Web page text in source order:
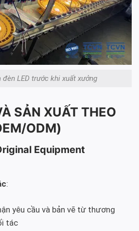
đèn LED trước khi xuất xưởng
SẢN XUẤT THEO
ODM)
Equipment
:
yêu cầu và bản vẽ từ thương
tác